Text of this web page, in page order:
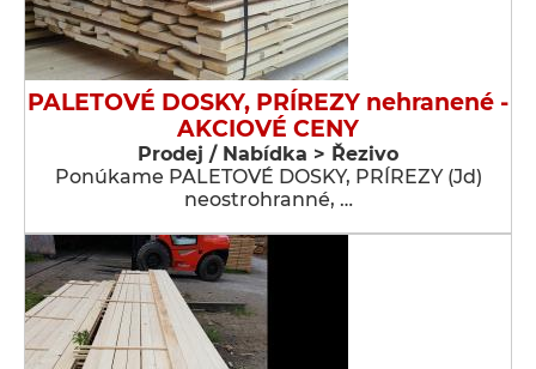
PALETOVÉ DOSKY, PRÍREZY nehranené -
AKCIOVÉ CENY
Prodej / Nabídka > Řezivo
Ponúkame PALETOVÉ DOSKY, PRÍREZY (Jd)
neostrohranné, …